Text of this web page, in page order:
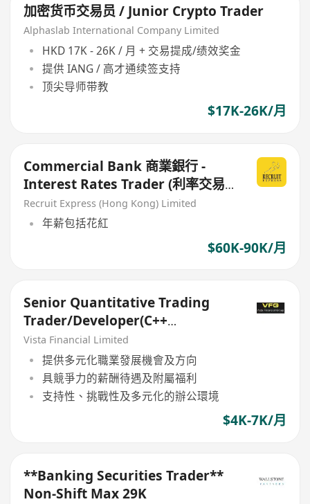
加密货币交易员 / Junior Crypto Trader
Alphaslab International Company Limited
HKD 17K - 26K / 月 + 交易提成/绩效奖金
提供 IANG / 高才通续签支持
顶尖导师带教
$17K-26K/月
Commercial Bank 商業銀行 -
Interest Rates Trader (利率交易
員)
Recruit Express (Hong Kong) Limited
年薪包括花紅
$60K-90K/月
Senior Quantitative Trading
Trader/Developer(C++
Mandatory)
Vista Financial Limited
提供多元化職業發展機會及方向
具競爭力的薪酬待遇及附屬福利
支持性、挑戰性及多元化的辦公環境
$4K-7K/月
**Banking Securities Trader**
Non-Shift Max 29K